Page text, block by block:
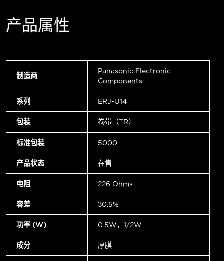
产品属性
制造商
Panasonic Electronic
Components
系列 ERJ-U14
包装 卷带（TR）
标准包装 5000
产品状态 在售
电阻 226 Ohms
容差 ±0.5%
功率 (W) 0.5W，1/2W
成分 厚膜